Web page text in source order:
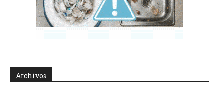
Archivos
Archivos